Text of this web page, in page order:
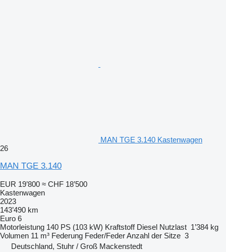
MAN TGE 3.140 Kastenwagen
26
MAN TGE 3.140
EUR 19’800 ≈ CHF 18’500
Kastenwagen
2023
143’490 km
Euro 6
Motorleistung 140 PS (103 kW) Kraftstoff Diesel Nutzlast 1’384 kg
Volumen 11 m³ Federung Feder/FederAnzahl der Sitze 3
Deutschland, Stuhr / Groß Mackenstedt